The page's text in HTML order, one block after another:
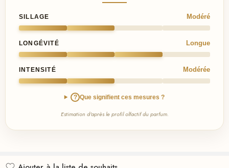
SILLAGE Modéré
LONGÉVITÉ Longue
INTENSITÉ Modérée
? Que signifient ces mesures ?
Estimation d'après le profil olfactif du parfum.